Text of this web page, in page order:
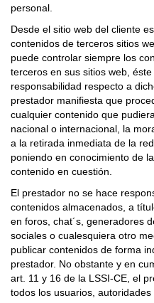
personal.
Desde el sitio web del cliente
contenidos de terceros sitios
puede controlar siempre los
terceros en sus sitios web,
responsabilidad respecto a
prestador manifiesta que
cualquier contenido que
nacional o internacional, la
a la retirada inmediata de la
poniendo en conocimiento de
contenido en cuestión.
El prestador no se hace
contenidos almacenados, a
en foros, chat´s, generadores
sociales o cualesquiera otro
publicar contenidos de forma
prestador. No obstante y en
art. 11 y 16 de la LSSI-CE, el
todos los usuarios,